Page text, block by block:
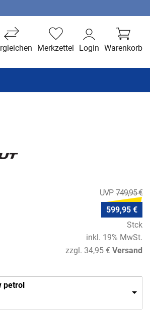
Warenkorb
Login
Merkzettel
749,95 €
599,95 €
Stck
inkl. 19% MwSt.
zzgl. 34,95 € Versand
petrol